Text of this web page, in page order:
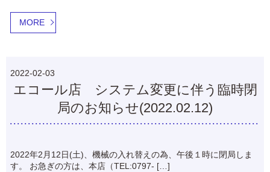
MORE
2022-02-03
エコール店 システム変更に伴う臨時閉
局のお知らせ(2022.02.12)
2022年2月12日(土)、機械の入れ替えの為、午後１時に閉局しま
す。 お急ぎの方は、本店（TEL:0797- […]